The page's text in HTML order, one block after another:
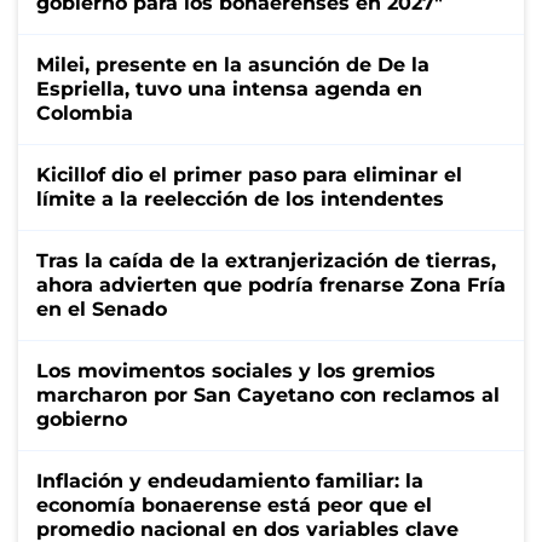
Milei, presente en la asunción de De la
Espriella, tuvo una intensa agenda en
Colombia
Kicillof dio el primer paso para eliminar el
límite a la reelección de los intendentes
Tras la caída de la extranjerización de tierras,
ahora advierten que podría frenarse Zona Fría
en el Senado
Los movimentos sociales y los gremios
marcharon por San Cayetano con reclamos al
gobierno
Inflación y endeudamiento familiar: la
economía bonaerense está peor que el
promedio nacional en dos variables clave